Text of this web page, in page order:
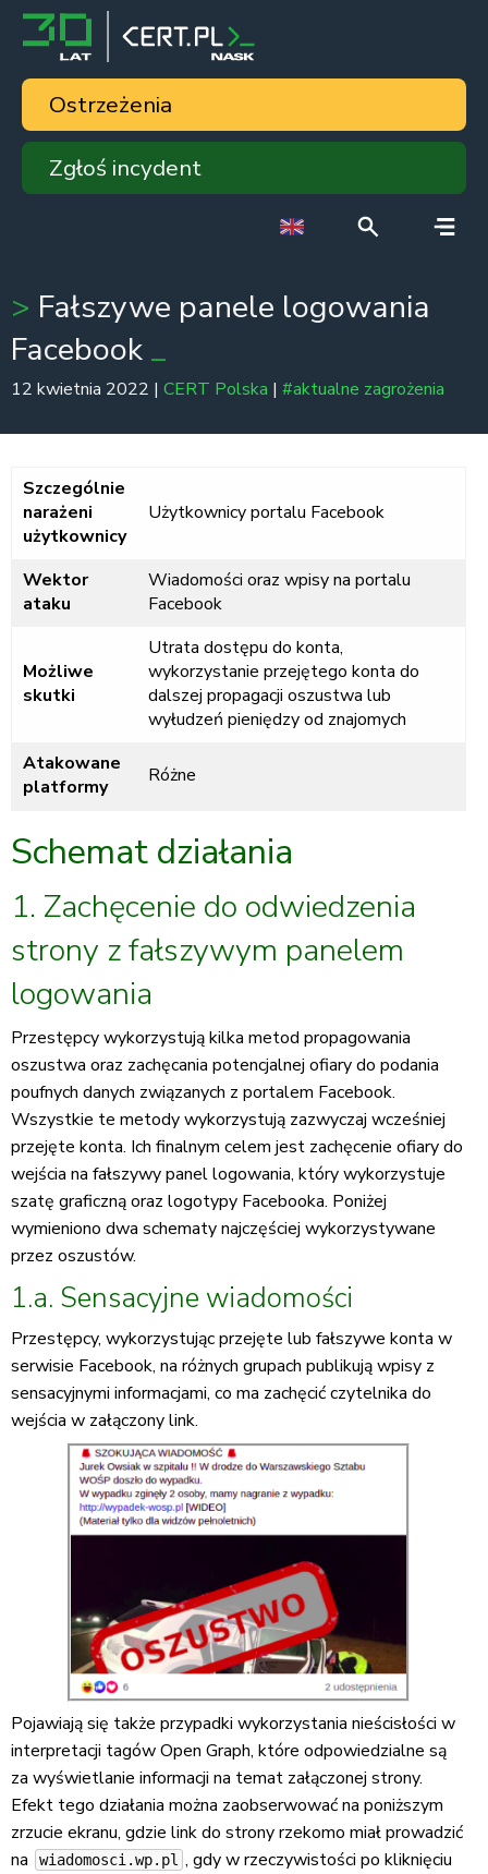
Ostrzeżenia
Zgłoś incydent
Fałszywe panele logowania
Facebook
12 kwietnia 2022 | CERT Polska | #aktualne zagrożenia
Szczególnie
narażeni
użytkownicy
Użytkownicy portalu Facebook
Wektor
ataku
Wiadomości oraz wpisy na portalu
Facebook
Możliwe
skutki
Utrata dostępu do konta,
wykorzystanie przejętego konta do
dalszej propagacji oszustwa lub
wyłudzeń pieniędzy od znajomych
Atakowane
platformy
Różne
Schemat działania
1. Zachęcenie do odwiedzenia
strony z fałszywym panelem
logowania
Przestępcy wykorzystują kilka metod propagowania
oszustwa oraz zachęcania potencjalnej ofiary do podania
poufnych danych związanych z portalem Facebook.
Wszystkie te metody wykorzystują zazwyczaj wcześniej
przejęte konta. Ich finalnym celem jest zachęcenie ofiary do
wejścia na fałszywy panel logowania, który wykorzystuje
szatę graficzną oraz logotypy Facebooka. Poniżej
wymieniono dwa schematy najczęściej wykorzystywane
przez oszustów.
1.a. Sensacyjne wiadomości
Przestępcy, wykorzystując przejęte lub fałszywe konta w
serwisie Facebook, na różnych grupach publikują wpisy z
sensacyjnymi informacjami, co ma zachęcić czytelnika do
wejścia w załączony link.
Pojawiają się także przypadki wykorzystania nieścisłości w
interpretacji tagów Open Graph, które odpowiedzialne są
za wyświetlanie informacji na temat załączonej strony.
Efekt tego działania można zaobserwować na poniższym
zrzucie ekranu, gdzie link do strony rzekomo miał prowadzić
na
wiadomosci.wp.pl , gdy w rzeczywistości po kliknięciu